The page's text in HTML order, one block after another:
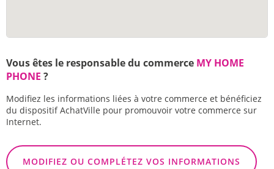
Vous êtes le responsable du commerce MY HOME
PHONE ?
Modifiez les informations liées à votre commerce et bénéficiez
du dispositif AchatVille pour promouvoir votre commerce sur
Internet.
MODIFIEZ OU COMPLÉTEZ VOS INFORMATIONS